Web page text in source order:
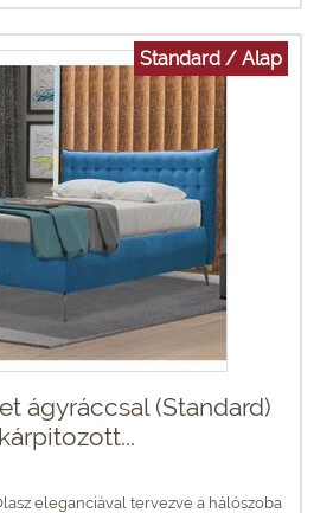
Standard / Alap
ágyráccsal (Standard)
kárpitozott...
eleganciával tervezve a hálószoba